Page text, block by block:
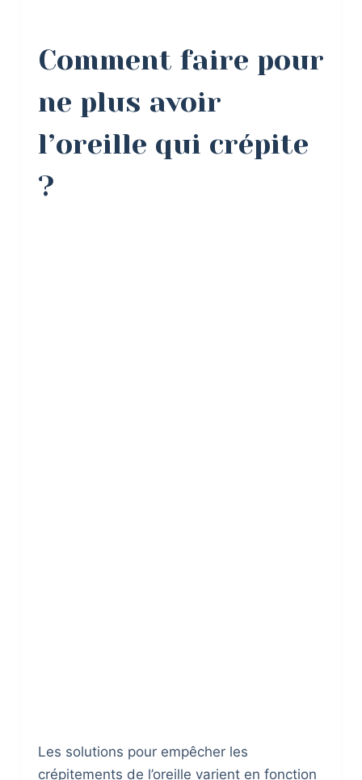
Comment faire pour
ne plus avoir
l’oreille qui crépite
?
Les solutions pour empêcher les
crépitements de l’oreille varient en fonction